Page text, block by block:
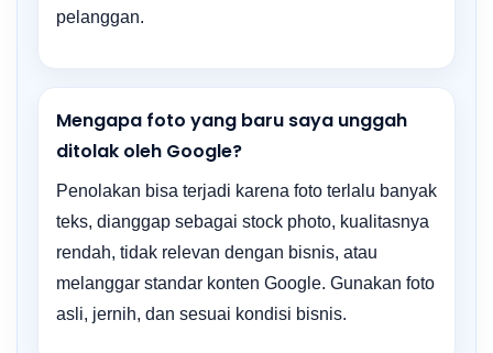
pelanggan.
Mengapa foto yang baru saya unggah
ditolak oleh Google?
Penolakan bisa terjadi karena foto terlalu banyak
teks, dianggap sebagai stock photo, kualitasnya
rendah, tidak relevan dengan bisnis, atau
melanggar standar konten Google. Gunakan foto
asli, jernih, dan sesuai kondisi bisnis.